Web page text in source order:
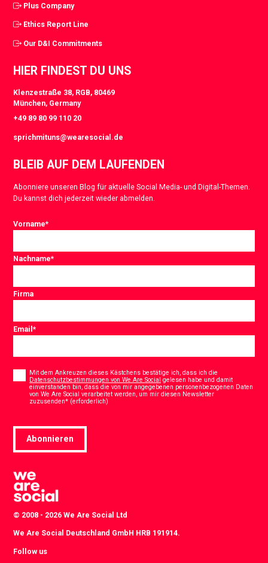
Plus Company
Ethics Report Line
Our D&I Commitments
HIER FINDEST DU UNS
Klenzestraße 38, RGB, 80469
München, Germany
+49 89 80 99 110 20
sprichmituns@wearesocial.de
BLEIB AUF DEM LAUFENDEN
Abonniere unseren Blog für aktuelle Social Media- und Digital-Themen.
Du kannst dich jederzeit wieder abmelden.
Vorname*
Nachname*
Firma
Email*
Mit dem Ankreuzen dieses Kästchens bestätige ich, dass ich die
Datenschutzbestimmungen von We Are Social gelesen habe und damit
einverstanden bin, dass die von mir angegebenen personenbezogenen Daten
von We Are Social verarbeitet werden, um mir diesen Newsletter
zuzusenden* (erforderlich)
Abonnieren
© 2008 - 2026 We Are Social Ltd
We Are Social Deutschland GmbH HRB 191914.
Follow us